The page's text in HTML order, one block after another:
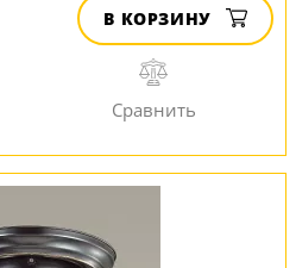
В КОРЗИНУ